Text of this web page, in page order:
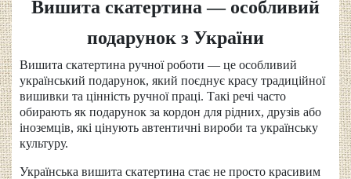
Вишита скатертина — особливий
подарунок з України
Вишита скатертина ручної роботи — це особливий
український подарунок, який поєднує красу традиційної
вишивки та цінність ручної праці. Такі речі часто
обирають як подарунок за кордон для рідних, друзів або
іноземців, які цінують автентичні вироби та українську
культуру.
Українська вишита скатертина стає не просто красивим